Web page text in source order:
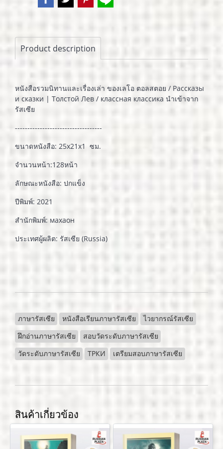
Product description
หนังสือรวมนิทานและเรื่องเล่า ของเลโอ ตอลสตอย / Рассказы
и сказки | Толстой Лев / классная классика นำเข้าจาก
รัสเซีย
-----------------------------------
ขนาดหนังสือ: 25x21x1 ซม.
จำนวนหน้า:128หน้า
ลักษณะหนังสือ: ปกแข็ง
ปีพิมพ์: 2021
สำนักพิมพ์: махаон
ประเทศผู้ผลิต: รัสเซีย (Russia)
ภาษารัสเซีย หนังสือเรียนภาษารัสเซีย
ไวยากรณ์รัสเซีย
ฝึกอ่านภาษารัสเซีย
สอบวัดระดับภาษารัสเซีย
วัดระดับภาษารัสเซีย
ТРКИ เตรียมสอบภาษารัสเซีย
สินค้าเกี่ยวข้อง